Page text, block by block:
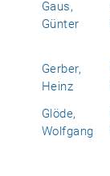
Gaus,
Günter
Gerber,
Heinz
Glöde,
Wolfgang